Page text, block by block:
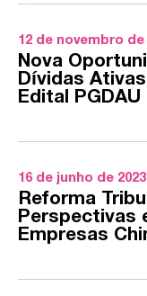
12 de novembro de
Nova
Dívidas
Edital PGDAU
16 de junho de 2023
Reforma
Perspectivas
Empresas